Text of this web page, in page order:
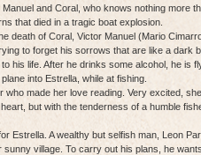
and Coral, who knows nothing more
that died in a tragic boat explosion.
death of Coral, Victor Manuel (Mario
to forget his sorrows that are like a dark
his life. After he drinks some alcohol, he is
into Estrella, while at fishing.
who made her love reading. Very excited,
but with the tenderness of a humble
Estrella. A wealthy but selfish man, Leon
village. To carry out his plans, he